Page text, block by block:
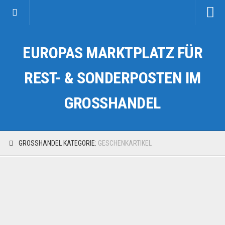
Kategorien
Auto & Motorrad
Fahrzeuge & Transport
EUROPAS MARKTPLATZ FÜR
REST- & SONDERPOSTEN IM
GROSSHANDEL
GROSSHANDEL KATEGORIE: GESCHENKARTIKEL